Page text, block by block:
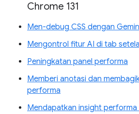
Chrome 131
Men-debug CSS dengan
Mengontrol fitur AI di tab
Peningkatan panel performa
Memberi anotasi dan
performa
Mendapatkan insight performa